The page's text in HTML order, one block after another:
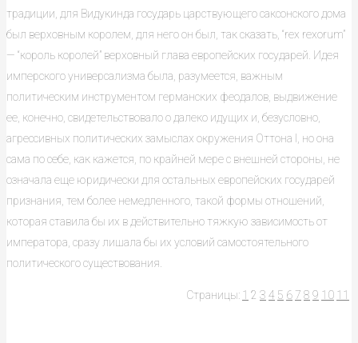
традиции, для Видукинда государь царствующего саксонского дома
был верховным королем, для него он был, так сказать, “rex rexorum”
— “король королей” верховный глава европейских государей. Идея
имперского универсализма была, разумеется, важным
политическим инструментом германских феодалов, выдвижение
ее, конечно, свидетельствовало о далеко идущих и, безусловно,
агрессивных политических замыслах окружения Оттона I, но она
сама по себе, как кажется, по крайней мере с внешней стороны, не
означала еще юридически для остальных европейских государей
признания, тем более немедленного, такой формы отношений,
которая ставила бы их в действительно тяжкую зависимость от
императора, сразу лишала бы их условий самостоятельного
политического существования.
Страницы: 1 2 3 4 5 6 7 8 9 10 11